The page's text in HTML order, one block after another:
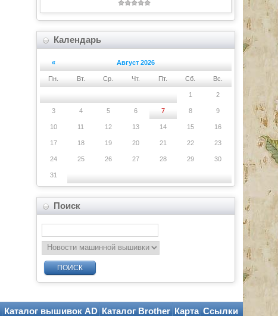
Календарь
« Август 2026
Пн. Вт. Ср. Чт. Пт. Сб. Вс.
1 2
3 4 5 6 7 8 9
10 11 12 13 14 15 16
17 18 19 20 21 22 23
24 25 26 27 28 29 30
31
Поиск
ПОИСК
Каталог вышивок AD Каталог Brother Карта Ссылки